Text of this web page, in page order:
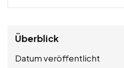
Überblick
Datum veröffentlicht